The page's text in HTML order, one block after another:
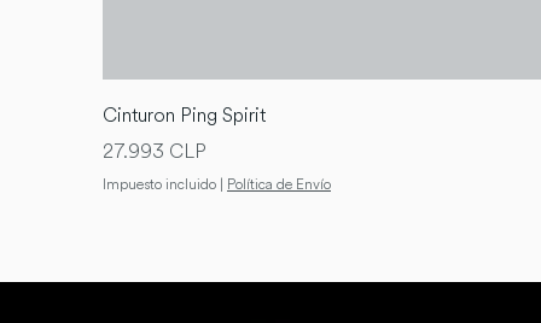
Cinturon Ping Spirit
Precio
27.993 CLP
Impuesto incluido | Política de Envío